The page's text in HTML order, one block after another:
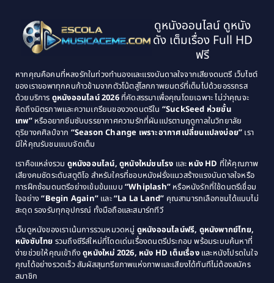
(134)
Classic หนังคลาสสิก(21)
Classic หนังคลาสสิก(25)
Comedy ตลก(46)
Comedy ตลก(515)
Coming of Age ก้าวพ้นวัย(1)
Coming-of-Age(3)
Community(1)
Crime อาชญากรรม(78)
1995
1994
1993
1992
1989
1988
1987
1986
1985
1984
1983
1982
1979
1978
1976
1975
1974
1971
1970
1969
1968
1964
1963
ดูหนังออนไลน์ ดูหนัง
ดัง เต็มเรื่อง Full HD
ฟรี
หากคุณคือคนที่หลงรักในท่วงทำนองและแรงบันดาลใจจากเสียงดนตรี เว็บไซต์
ของเราขอพาทุกคนก้าวข้ามจากตัวโน้ตสู่โลกภาพยนตร์ที่เต็มไปด้วยอรรถรส
ด้วยบริการ ดูหนังออนไลน์ 2026ที่คัดสรรมาเพื่อคุณโดยเฉพาะ ไม่ว่าคุณจะ
คิดถึงมิตรภาพและความเกรียนของวงดนตรีใน “SuckSeed ห่วยขั้น
เทพ”หรืออยากซึมซับบรรยากาศความรักที่ผันแปรตามฤดูกาลในวิทยาลัย
ดุริยางคศิลป์จาก “Season Change เพราะอากาศเปลี่ยนแปลงบ่อย” เรา
มีให้คุณรับชมแบบจัดเต็ม
เราคือแหล่งรวม ดูหนังออนไลน์, ดูหนังใหม่ชนโรง และ หนัง HD ที่ให้คุณภาพ
เสียงคมชัดระดับสตูดิโอ สำหรับใครที่ชอบหนังฝรั่งแนวสร้างแรงบันดาลใจหรือ
การฝึกซ้อมดนตรีอย่างเข้มข้นแบบ “Whiplash” หรือหนังรักที่ใช้ดนตรีเชื่อม
ใจอย่าง“Begin Again” และ“La La Land” คุณสามารถเลือกชมได้แบบไม่
สะดุด รองรับทุกอุปกรณ์ ทั้งมือถือและสมาร์ททีวี
เว็บดูหนังของเราเน้นการรวมหมวดหมู่ ดูหนังออนไลน์ฟรี, ดูหนังพากย์ไทย,
หนังซับไทย รวมถึงซีรีส์ใหม่ที่โดดเด่นเรื่องดนตรีประกอบ พร้อมระบบค้นหาที่
ง่ายช่วยให้คุณเข้าถึงดูหนังใหม่ 2026, หนัง HD เต็มเรื่องและหนังโปรดในใจ
คุณได้อย่างรวดเร็ว สัมผัสสุนทรียภาพแห่งภาพและเสียงได้ทันทีไม่ต้องสมัคร
สมาชิก